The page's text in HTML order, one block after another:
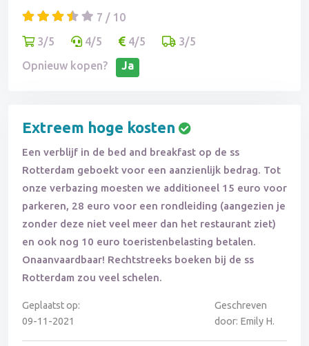
7 / 10
3/5
4/5 4/5
3/5
Opnieuw kopen?
Ja
Extreem hoge kosten
Een verblijf in de bed and breakfast op de ss
Rotterdam geboekt voor een aanzienlijk bedrag. Tot
onze verbazing moesten we additioneel 15 euro voor
parkeren, 28 euro voor een rondleiding (aangezien je
zonder deze niet veel meer dan het restaurant ziet)
en ook nog 10 euro toeristenbelasting betalen.
Onaanvaardbaar! Rechtstreeks boeken bij de ss
Rotterdam zou veel schelen.
Geplaatst op:
09-11-2021
Geschreven
door: Emily H.